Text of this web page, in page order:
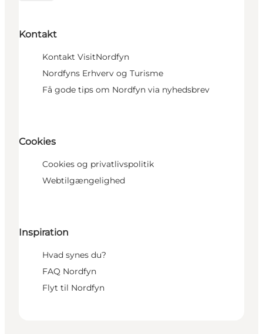
Kontakt
Kontakt VisitNordfyn
Nordfyns Erhverv og Turisme
Få gode tips om Nordfyn via nyhedsbrev
Cookies
Cookies og privatlivspolitik
Webtilgængelighed
Inspiration
Hvad synes du?
FAQ Nordfyn
Flyt til Nordfyn